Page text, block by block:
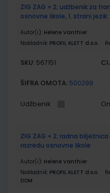
ZIG ZAG + 2; udžbenik za
osnovne škole, 1. strani jezik
Autor(i): Helene Vanthier
Nakladnik: PROFIL KLETT d.o.o.
SKU: 567151
ŠIFRA OMOTA: 500299
Udžbenik
ZIG ZAG + 2; radna
razredu osnovne škole
Autor(i): Helene Vanthier
Nakladnik: PROFIL KLETT d.o.o.
DOM